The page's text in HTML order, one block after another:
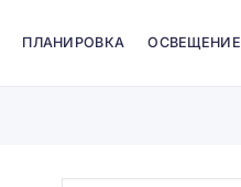
ПЛАНИРОВКА ОСВЕЩЕНИЕ